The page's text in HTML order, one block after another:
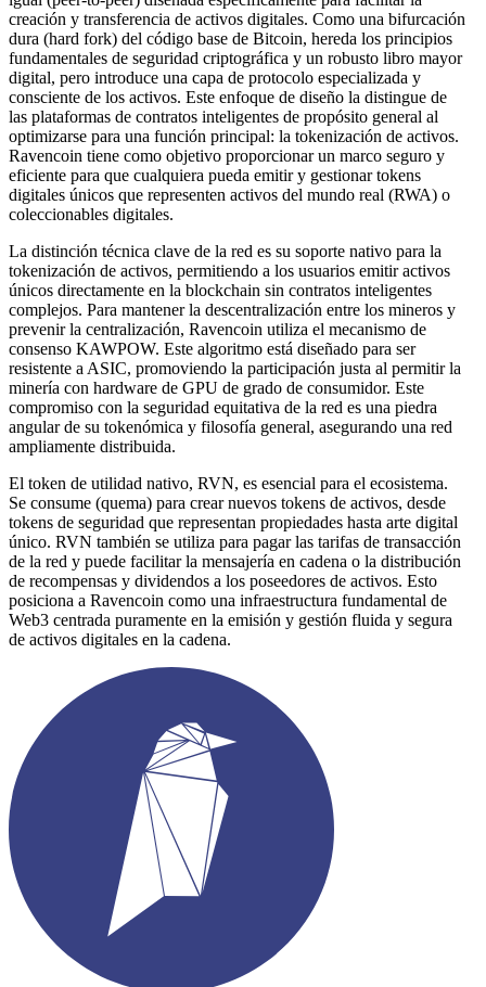
creación y transferencia de activos digitales. Como una bifurcación
dura (hard fork) del código base de Bitcoin, hereda los principios
fundamentales de seguridad criptográfica y un robusto libro mayor
digital, pero introduce una capa de protocolo especializada y
consciente de los activos. Este enfoque de diseño la distingue de
las plataformas de contratos inteligentes de propósito general al
optimizarse para una función principal: la tokenización de activos.
Ravencoin tiene como objetivo proporcionar un marco seguro y
eficiente para que cualquiera pueda emitir y gestionar tokens
digitales únicos que representen activos del mundo real (RWA) o
coleccionables digitales.
La distinción técnica clave de la red es su soporte nativo para la
tokenización de activos, permitiendo a los usuarios emitir activos
únicos directamente en la blockchain sin contratos inteligentes
complejos. Para mantener la descentralización entre los mineros y
prevenir la centralización, Ravencoin utiliza el mecanismo de
consenso KAWPOW. Este algoritmo está diseñado para ser
resistente a ASIC, promoviendo la participación justa al permitir la
minería con hardware de GPU de grado de consumidor. Este
compromiso con la seguridad equitativa de la red es una piedra
angular de su tokenómica y filosofía general, asegurando una red
ampliamente distribuida.
El token de utilidad nativo, RVN, es esencial para el ecosistema.
Se consume (quema) para crear nuevos tokens de activos, desde
tokens de seguridad que representan propiedades hasta arte digital
único. RVN también se utiliza para pagar las tarifas de transacción
de la red y puede facilitar la mensajería en cadena o la distribución
de recompensas y dividendos a los poseedores de activos. Esto
posiciona a Ravencoin como una infraestructura fundamental de
Web3 centrada puramente en la emisión y gestión fluida y segura
de activos digitales en la cadena.